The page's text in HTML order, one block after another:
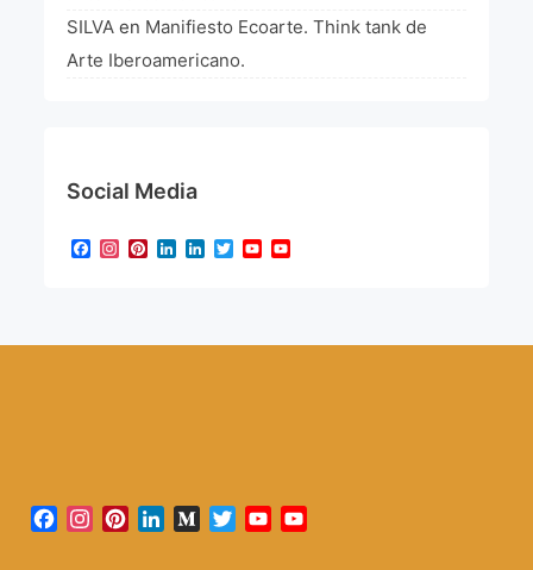
SILVA en Manifiesto Ecoarte. Think tank de
Arte Iberoamericano.
Social Media
Facebook
Instagram
Pinterest
LinkedIn
LinkedIn
TwitterYouTube
Facebook
Instagram
PinterestLinkedInMediumTwitterYouTube